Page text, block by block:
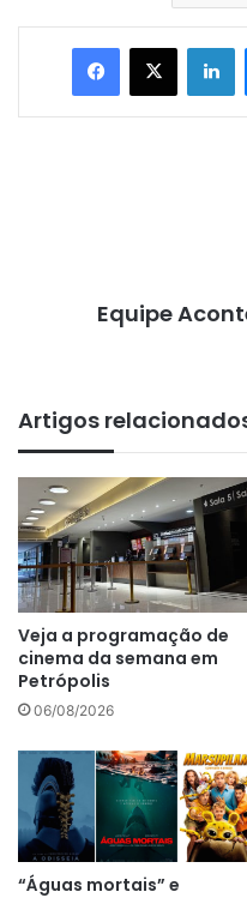
Equipe
Artigos
Veja a programação de
cinema da semana em
Petrópolis
06/08/2026
“Águas mortais” e